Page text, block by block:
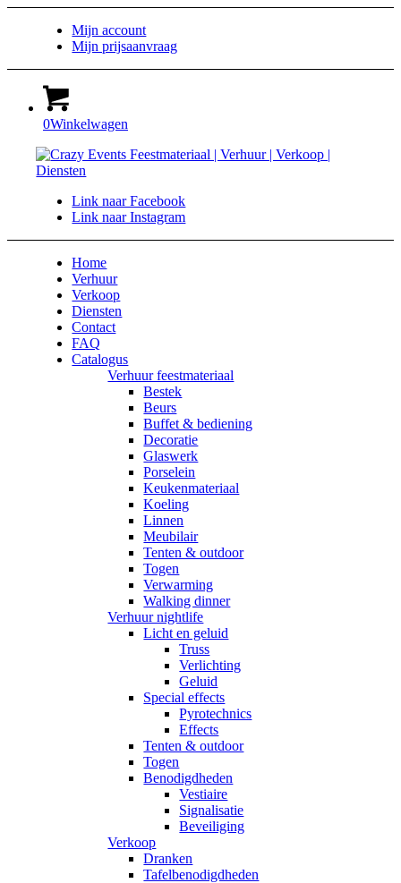
Mijn account
Mijn prijsaanvraag
0Winkelwagen
Link naar Facebook
Link naar Instagram
Home
Verhuur
Verkoop
Diensten
Contact
FAQ
Catalogus
Verhuur feestmateriaal
Bestek
Beurs
Buffet & bediening
Decoratie
Glaswerk
Porselein
Keukenmateriaal
Koeling
Linnen
Meubilair
Tenten & outdoor
Togen
Verwarming
Walking dinner
Verhuur nightlife
Licht en geluid
Truss
Verlichting
Geluid
Special effects
Pyrotechnics
Effects
Tenten & outdoor
Togen
Benodigdheden
Vestiaire
Signalisatie
Beveiliging
Verkoop
Dranken
Tafelbenodigdheden